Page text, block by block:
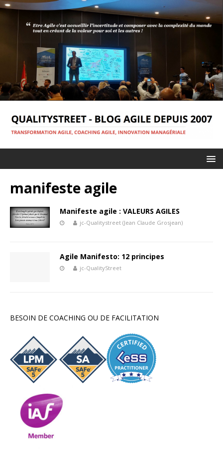
manifeste agile
Manifeste agile : VALEURS AGILES
jc-Qualitystreet (Jean Claude Grosjean)
Agile Manifesto: 12 principes
jc-QualityStreet
BESOIN DE COACHING OU DE FACILITATION